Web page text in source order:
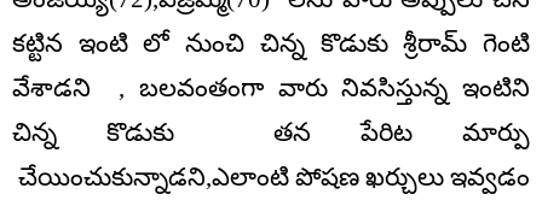
కట్టిన ఇంటి లో నుంచి చిన్న కొడుకు శ్రీరామ్ గెంటి
వేశాడని , బలవంతంగా వారు నివసిస్తున్న ఇంటిని
చిన్న కొడుకు తన పేరిట మార్పు
చేయించుకున్నాడని,ఎలాంటి పోషణ ఖర్చులు ఇవ్వడం